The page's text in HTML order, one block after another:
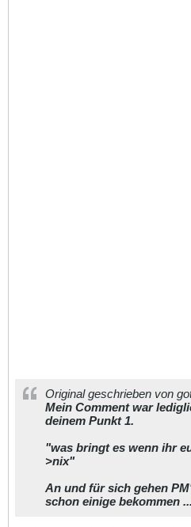
Original geschrieben von
Mein Comment war
deinem Punkt 1.
"was bringt es wenn ihr
>nix"
An und für sich gehen
schon einige bekommen ...